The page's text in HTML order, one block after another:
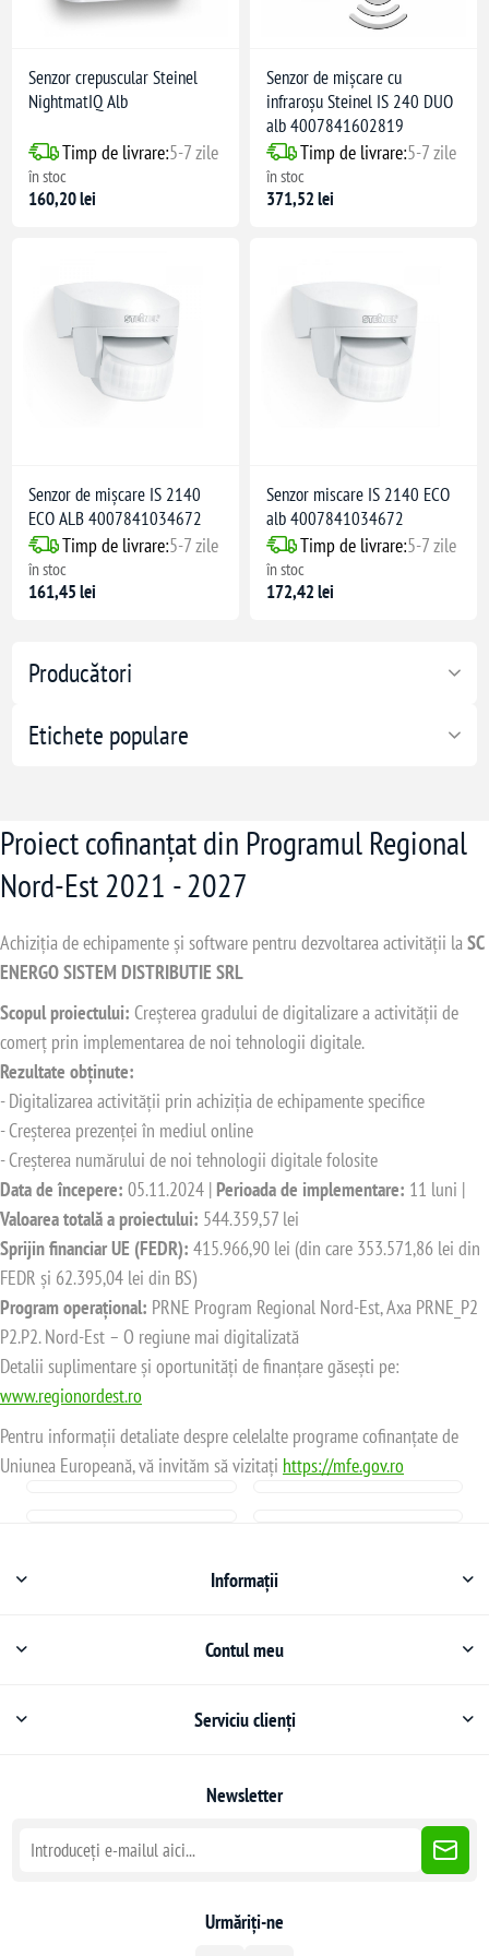
acces
Producători
Etichete populare
Senzor crepuscular Steinel
NightmatIQ Alb
Timp de livrare:5-7 zile
în stoc
160,20 lei
Senzor de mișcare cu
infraroșu Steinel IS 240 DUO
alb 4007841602819
Timp de livrare:5-7 zile
în stoc
371,52 lei
Senzor de mișcare IS 2140
ECO ALB 4007841034672
Timp de livrare:5-7 zile
în stoc
161,45 lei
Senzor miscare IS 2140 ECO
alb 4007841034672
Timp de livrare:5-7 zile
în stoc
172,42 lei
Proiect cofinanțat din Programul Regional
Nord-Est 2021 - 2027
Achiziția de echipamente și software pentru dezvoltarea activității la SC
ENERGO SISTEM DISTRIBUTIE SRL
Scopul proiectului: Creșterea gradului de digitalizare a activității de
comerț prin implementarea de noi tehnologii digitale.
Rezultate obținute:
- Digitalizarea activității prin achiziția de echipamente specifice
- Creșterea prezenței în mediul online
- Creșterea numărului de noi tehnologii digitale folosite
Data de începere: 05.11.2024 | Perioada de implementare: 11 luni |
Valoarea totală a proiectului: 544.359,57 lei
Sprijin financiar UE (FEDR): 415.966,90 lei (din care 353.571,86 lei din
FEDR și 62.395,04 lei din BS)
Program operațional: PRNE Program Regional Nord-Est, Axa PRNE_P2
P2.P2. Nord-Est – O regiune mai digitalizată
Detalii suplimentare și oportunități de finanțare găsești pe:
www.regionordest.ro
Pentru informații detaliate despre celelalte programe cofinanțate de
Uniunea Europeană, vă invităm să vizitați https://mfe.gov.ro
Informații
Contul meu
Serviciu clienți
Newsletter
Urmăriți-ne